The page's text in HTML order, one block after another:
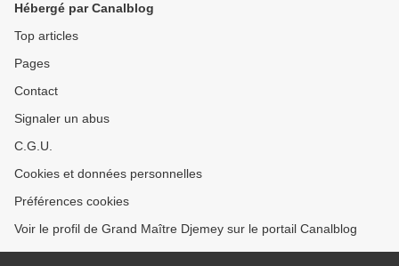
Hébergé par Canalblog
Top articles
Pages
Contact
Signaler un abus
C.G.U.
Cookies et données personnelles
Préférences cookies
Voir le profil de Grand Maître Djemey sur le portail Canalblog